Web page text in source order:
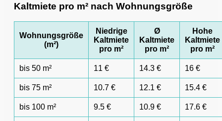
Kaltmiete pro m² nach Wohnungsgröße
Wohnungsgröße
(m²)
Niedrige
Kaltmiete
pro m²
Ø
Kaltmiete
pro m²
Hohe
Kaltmiete
pro m²
bis 50 m² 11 € 14.3 € 16 €
bis 75 m² 10.7 € 12.1 € 15.4 €
bis 100 m² 9.5 € 10.9 € 17.6 €